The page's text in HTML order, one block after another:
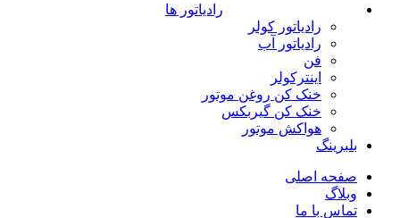
رادیاتور ها
رادیاتور کولر
رادیاتور آب
فن
اینترکولر
خنک کن روغن موتور
خنک کن گیربکس
هواکش موتور
بلبرینگ
صفحه اصلی
وبلاگ
تماس با ما